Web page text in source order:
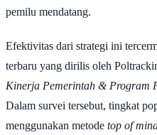
pemilu mendatang.
Efektivitas dari strategi ini
terbaru yang dirilis oleh
Kinerja Pemerintah & Program
Dalam survei tersebut, tingkat
menggunakan metode top of